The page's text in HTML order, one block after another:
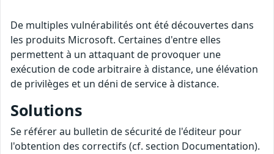
De multiples vulnérabilités ont été découvertes dans
les produits Microsoft. Certaines d'entre elles
permettent à un attaquant de provoquer une
exécution de code arbitraire à distance, une élévation
de privilèges et un déni de service à distance.
Solutions
Se référer au bulletin de sécurité de l'éditeur pour
l'obtention des correctifs (cf. section Documentation).